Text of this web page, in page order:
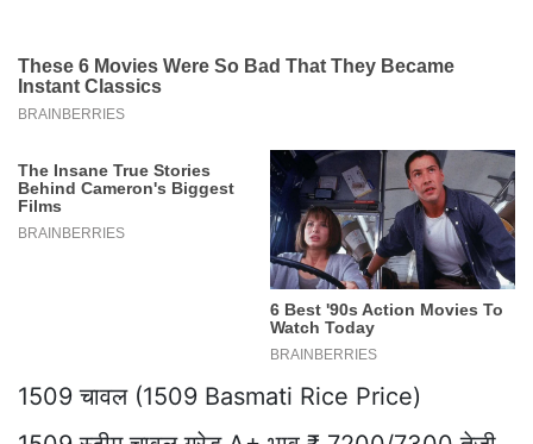
1509 चावल (1509 Basmati Rice Price)